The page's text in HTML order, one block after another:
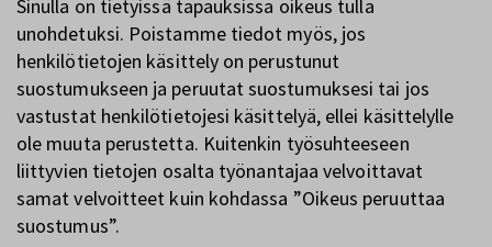
Sinulla on tietyissä tapauksissa oikeus tulla
unohdetuksi. Poistamme tiedot myös, jos
henkilötietojen käsittely on perustunut
suostumukseen ja peruutat suostumuksesi tai jos
vastustat henkilötietojesi käsittelyä, ellei käsittelylle
ole muuta perustetta. Kuitenkin työsuhteeseen
liittyvien tietojen osalta työnantajaa velvoittavat
samat velvoitteet kuin kohdassa ”Oikeus peruuttaa
suostumus”.